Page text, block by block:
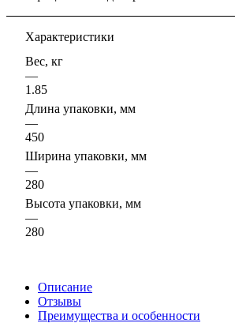
Характеристики
Вес, кг
—
1.85
Длина упаковки, мм
—
450
Ширина упаковки, мм
—
280
Высота упаковки, мм
—
280
Описание
Отзывы
Преимущества и особенности